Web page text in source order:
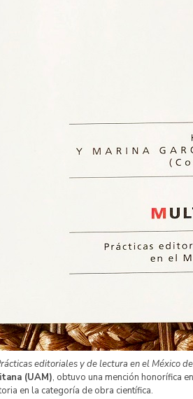
editoriales y de lectura en el México
(UAM), obtuvo una mención honorífica
en la categoría de obra científica.